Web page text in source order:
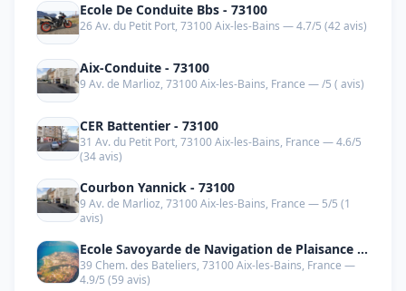
Ecole De Conduite Bbs - 73100
26 Av. du Petit Port, 73100 Aix-les-Bains — 4.7/5 (42 avis)
Aix-Conduite - 73100
9 Av. de Marlioz, 73100 Aix-les-Bains, France — /5 ( avis)
CER Battentier - 73100
31 Av. du Petit Port, 73100 Aix-les-Bains, France — 4.6/5
(34 avis)
Courbon Yannick - 73100
9 Av. de Marlioz, 73100 Aix-les-Bains, France — 5/5 (1
avis)
Ecole Savoyarde de Navigation de Plaisance -
ESNP Lou Bateau Ecole - 73100
39 Chem. des Bateliers, 73100 Aix-les-Bains, France —
4.9/5 (59 avis)